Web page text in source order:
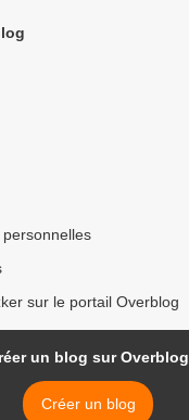
sur le portail Overblog
un blog sur Overblog
Créer un blog